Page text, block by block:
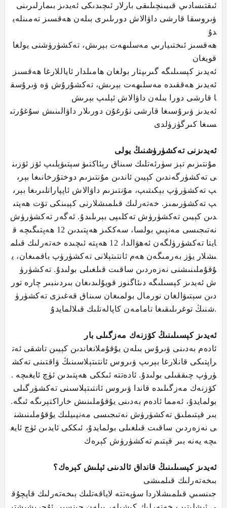
ئىقتىسادىي قىيىنچىلىقى بارلار ئىچىدىكى ئەيدىز بىمارلىرىنى
ۋىروسقا قارشى داۋالاش دورىلىرى بىلەن ھەقسىز تەمىنلەي
دۇ
ھەقسىز ئىختىيارىي مەسلىھەت بېرىش، تەكشۈرۈشنى يولغا
قويغان
ئەيدىز كېسىلىگە گىرىپتار بولغان ھامىلدار ئاياللارغا ھەقسىز
ئەيدىز ھەققىدە مەسلىھەت بېرىش، تەكشۇرۇش ۋە ۋىرۇسق
ا قارشى دورا بىلەن داۋالاش ئېلىپ بېرىش
ئەيدىز ۋىرۇسىغا قارشى نۇرغۇن دورىلار داۋالىنىش سۇغۇرتى
سىغا كىرگۈزۈلدى
ئەيدىزنى تەكشۈرۈشنىڭ يولى
مۇنتىزىم تېز سۈرئەتلىك سىناق رېئاكتىۋ سېتىۋېلىپ ئۆز ئۆزىن
ى تەكشۈرگەندىن كېيىن ئاندىن مۇنتىزىم دوختۇرخانىغا بېرى
پ تەكشۈرۈپ بېكىتىپ، مۇنتىزىم داۋالاش ئاپپاراتلىرىغا بېرى
پ تەكشۈرىمىز. خەتەرلىك قىلمىشلارنى كېيىنكى تۆت ھەپتى
دىن كېيىن تەكشۈرۈش تەكلىپى بېرىلىدۇ. ئەگەر تەكشۈرۈش
نەتىجىسى مەنپىي بولسا، سەككىز ھەپتىدىن 12 ھەپتىگىچە ق
ايتا تەكشۈرۈلگەن ئەھۋالدا، 12 ھەپتە ئىچىدە خەتەرلىك قىلم
ىشلار يۈز بەرمىگەن ھەم ئانتىتېلانى تەكشۈرۈپ باقمىغان، ي
ۇقۇملىنىشنى نەزەردىن ساقىت قىلغىلى بولىدۇ. تەكشۈرۈ
ش ئەيدىز كېسىلىگە دىئاگنوز قويۇلىدىغان بىردىنبىر چارە تور
دىن سېتىۋالغان نورمال بولمىغان سىناق قەغىزى تەكشۈرۈ
شنىڭ توغرىلىقىغا تامامەن كاپالەتلىك قىلالمايدۇ.
ئەيدىز كېسىلىنىڭ كۆزنەك مەزگىلى بار
ئادەم بەدىنى ۋىرۇس بىلەن يۇقۇملانغاندىن كېيىن تاشقى ئەت
راپتىكى قانلارغا بېرىپ ۋىروس ئانتىتېلاسىنىڭ ۋاقتىنى تەكش
ۈرۈپ چىققىلى بولىدۇ. ئادەتتە ئىككى ھەپتىدىن ئۈچ ئايغىچە .
كۆزنەك مەزگىلىدە قاندا ۋىروس ئانتىتېلاسىنى تەكشۈرگىلى
بولمايدۇ، ئەمما ئادەم بەدىنى يۇقۇملىنىش خاراكتېرىگە ئىگە.
بىر قېتىملىق تەكشۈرۈش نەتىجىسى مەنپىيلىك يۇقۇملىنىشن
ى نەزەردىن ساقىت قىلغىلى بولمايدۇ، ئىككى ئايدىن ئۈچ ئايغ
ىچە يەنە بىر قېتىم تەكشۈرۈش كېرەك
ئەيدىز كېسىلىنىڭ قانداق ئالدىنى ئېلىش كېرەك؟
بىخەتەرلىك قىلمىشى
جىنسىي قىلمىشلاردا سۈپەتتە لاياقەتلىك بىخەتەرلىك قاپچۇق